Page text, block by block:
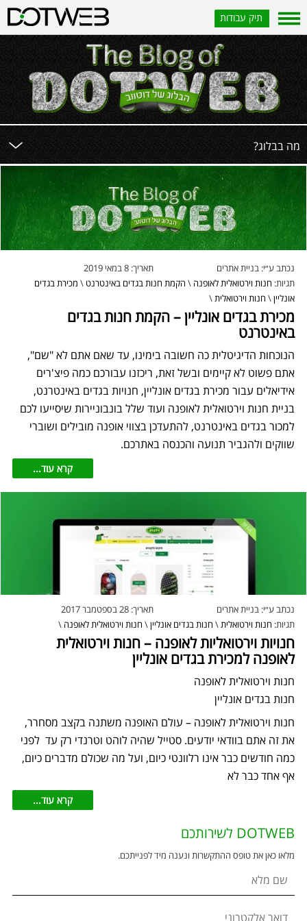
תיק עבודות
?מה בבלוג
נכתב ע״י: בניית אתרים תאריך:
תגיות: חנות וירטואלית לאופנה \ הקמת חנות בגדים באינטרנט \ מכירת בגדים
אונליין\ חנות וירטואלית\
מכירת בגדים אונליין – הקמת חנות בגדים
באינטרנט
הנוכחות הדיגיטלית כה חשובה בימינו, עד שאם אתם לא "שם",
אתם פשוט לא קיימים ובשל זאת, ריכזנו עבורכם כמה פיצ'רים
אידיאלים עבור מכירת בגדים אונליין, חנויות בגדים באינטרנט,
בניית חנות וירטואלית לאופנה ועוד שלל בונבוניירות שיסייעו לכם
למכור בגדים באינטרנט, להתעדכן בצווי אופנה מובילים ושוברי
שווקים ולהגביר תנועה והכנסה באתרכם.
קרא עוד...
נכתב ע״י: בניית אתרים תאריך:
תגיות: חנות וירטואלית\ חנות בגדים אונליין\ חנות וירטואלית לאופנה \
חנויות וירטואליות לאופנה – חנות וירטואלית
לאופנה למכירת בגדים אונליין
חנות וירטואלית לאופנה
חנות בגדים אונליין
חנות וירטואלית לאופנה – עולם האופנה משתנה בקצב מסחרר,
את זה אתם בוודאי יודעים. סטייל שהיה לוהט וטרנדי רק עד לפני
כמה חודשים כבר אינו רלוונטי כיום, ועל מה שכולם מדברים כיום,
אף אחד כבר לא
קרא עוד...
DOTWEB לשירותכם
מלאו כאן את טופס ההתקשרות ונענה מיד לפנייתכם.
שם מלא
דואר אלקטרוני